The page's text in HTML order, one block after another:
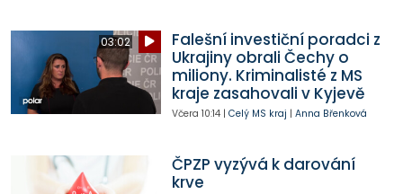
03:02
Falešní investiční poradci z
Ukrajiny obrali Čechy o
miliony. Kriminalisté z MS
kraje zasahovali v Kyjevě
Včera 10:14| Celý MS kraj | Anna Břenková
ČPZP vyzývá k darování
krve